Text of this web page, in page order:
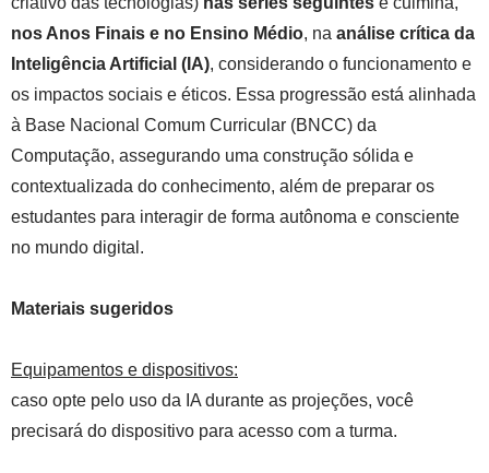
nos Anos Finais e no Ensino Médio, na análise crítica da
Inteligência Artificial (IA), considerando o funcionamento e
os impactos sociais e éticos. Essa progressão está alinhada
à Base Nacional Comum Curricular (BNCC) da
Computação, assegurando uma construção sólida e
contextualizada do conhecimento, além de preparar os
estudantes para interagir de forma autônoma e consciente
no mundo digital.
Materiais sugeridos
Equipamentos e dispositivos:
caso opte pelo uso da IA durante as projeções, você
precisará do dispositivo para acesso com a turma.